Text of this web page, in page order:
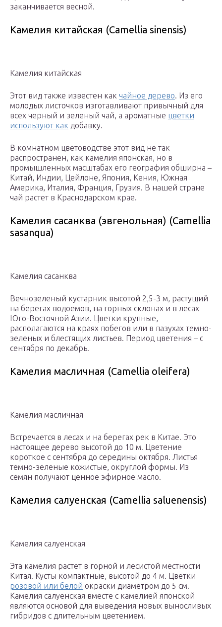
заканчивается весной.
Камелия китайская (Camellia sinensis)
Камелия китайская
Этот вид также известен как чайное дерево. Из его
молодых листочков изготавливают привычный для
всех черный и зеленый чай, а ароматные цветки
используют как добавку.
В комнатном цветоводстве этот вид не так
распространен, как камелия японская, но в
промышленных масштабах его география обширна –
Китай, Индии, Цейлоне, Япония, Кения, Южная
Америка, Италия, Франция, Грузия. В нашей стране
чай растет в Краснодарском крае.
Камелия сасанква (эвгенольная) (Camellia
sasanqua)
Камелия сасанква
Вечнозеленый кустарник высотой 2,5-3 м, растущий
на берегах водоемов, на горных склонах и в лесах
Юго-Восточной Азии. Цветки крупные,
располагаются на краях побегов или в пазухах темно-
зеленых и блестящих листьев. Период цветения – с
сентября по декабрь.
Камелия масличная (Camellia oleifera)
Камелия масличная
Встречается в лесах и на берегах рек в Китае. Это
настоящее дерево высотой до 10 м. Цветение
короткое с сентября до середины октября. Листья
темно-зеленые кожистые, округлой формы. Из
семян получают ценное эфирное масло.
Камелия салуенская (Camellia saluenensis)
Камелия салуенская
Эта камелия растет в горной и лесистой местности
Китая. Кусты компактные, высотой до 4 м. Цветки
розовой или белой окраски диаметром до 5 см.
Камелия салуенская вместе с камелией японской
являются основой для выведения новых выносливых
гибридов с длительным цветением.